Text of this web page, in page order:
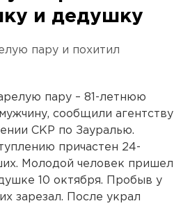
и дедушку
пару и похитил
пару – 81-летнюю
сообщили агентству
СКР по Зауралью.
причастен 24-
Молодой человек пришел
10 октября. Пробыв у
зарезал. После украл